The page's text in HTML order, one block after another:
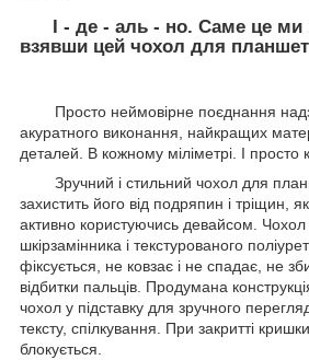
І - де - аль - но. Саме це
взявши цей чохол для
Просто неймовірне поєднання
акуратного виконання, найкращих
деталей. В кожному міліметрі. І просто
Зручний і стильний чохол для
захистить його від подряпин і тріщин,
активно користуючись девайсом.
шкірзамінника і текстурованого
фіксується, не ковзає і не спадає, не
відбитки пальців. Продумана
чохол у підставку для зручного
тексту, спілкування. При закритті
блокується.